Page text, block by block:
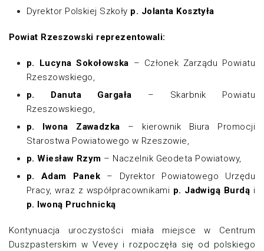
Dyrektor Polskiej Szkoły p. Jolanta Kosztyła
Powiat Rzeszowski reprezentowali:
p. Lucyna Sokołowska – Członek Zarządu Powiatu
Rzeszowskiego,
p. Danuta Gargała – Skarbnik Powiatu
Rzeszowskiego,
p. Iwona Zawadzka – kierownik Biura Promocji
Starostwa Powiatowego w Rzeszowie,
p. Wiesław Rzym – Naczelnik Geodeta Powiatowy,
p. Adam Panek – Dyrektor Powiatowego Urzędu
Pracy, wraz z współpracownikami p. Jadwigą Burdą i
p. Iwoną Pruchnicką
Kontynuacja uroczystości miała miejsce w Centrum
Duszpasterskim w Vevey i rozpoczęła się od polskiego